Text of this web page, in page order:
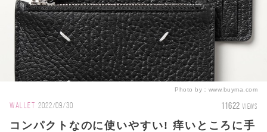
Photo by： www.buyma.com
WALLET 2022/09/30 11622 VIEWS
コンパクトなのに使いやすい! 痒いところに手